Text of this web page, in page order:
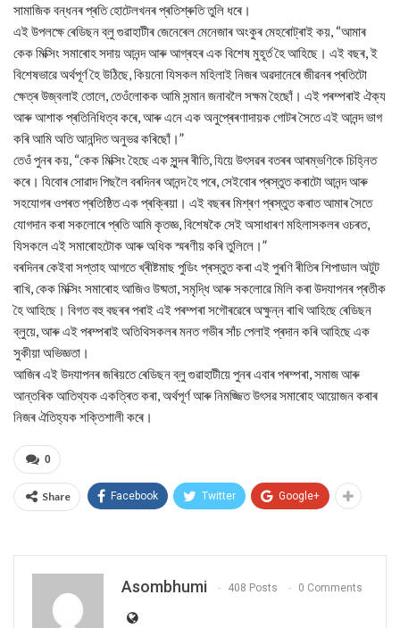
সামাজিক বন্ধনৰ প্ৰতি হোটেলখনৰ প্ৰতিশ্ৰুতি তুলি ধৰে।
এই উপলক্ষে ৰেডিছন ব্লু গুৱাহাটীৰ জেনেৰেল মেনেজাৰ অংকুৰ মেহৰোট্ৰাই কয়, “আমাৰ
কেক মিক্সিং সমাৰোহ সদায় আনন্দ আৰু আগ্ৰহৰ এক বিশেষ মুহূৰ্ত হৈ আহিছে। এই বছৰ, ই
বিশেষভাৱে অৰ্থপূৰ্ণ হৈ উঠিছে, কিয়নো যিসকল মহিলাই নিজৰ অৱদানেৰে জীৱনৰ প্ৰতিটো
ক্ষেত্ৰ উজ্বলাই তোলে, তেওঁলোকক আমি সন্মান জনাবলৈ সক্ষম হৈছোঁ। এই পৰম্পৰাই ঐক্য
আৰু আশাক প্ৰতিনিধিত্ব কৰে, আৰু এনে এক অনুপ্ৰেৰণাদায়ক গোটৰ সৈতে এই আনন্দ ভাগ
কৰি আমি অতি আনন্দিত অনুভৱ কৰিছোঁ।”
তেওঁ পুনৰ কয়, “কেক মিক্সিং হৈছে এক সুন্দৰ ৰীতি, যিয়ে উৎসৱৰ বতৰৰ আৰম্ভণিকে চিহ্নিত
কৰে। যিবোৰ সোৱাদ পিছলৈ বৰদিনৰ আনন্দ হৈ পৰে, সেইবোৰ প্ৰস্তুত কৰাটো আনন্দ আৰু
সহযোগৰ ওপৰত প্ৰতিষ্ঠিত এক প্ৰক্ৰিয়া। এই বছৰৰ মিশ্ৰণ প্ৰস্তুত কৰাত আমাৰ সৈতে
যোগদান কৰা সকলোৰে প্ৰতি আমি কৃতজ্ঞ, বিশেষকৈ সেই অসাধাৰণ মহিলাসকলৰ ওচৰত,
যিসকলে এই সমাৰোহটোক আৰু অধিক স্মৰণীয় কৰি তুলিলে।”
বৰদিনৰ কেইবা সপ্তাহ আগতে খ্ৰীষ্টমাছ পুডিং প্ৰস্তুত কৰা এই পুৰণি ৰীতিৰ শিপাডাল অটুট
ৰাখি, কেক মিক্সিং সমাৰোহ আজিও উষ্মতা, সমৃদ্ধি আৰু সকলোৱে মিলি কৰা উদযাপনৰ প্ৰতীক
হৈ আহিছে। বিগত বহু বছৰৰ পৰাই এই পৰম্পৰা সগৌৰৱেৰে অক্ষুন্ন ৰাখি আহিছে ৰেডিছন
ব্লুয়ে, আৰু এই পৰম্পৰাই অতিথিসকলৰ মনত গভীৰ সাঁচ পেলাই প্ৰদান কৰি আহিছে এক
সুকীয়া অভিজ্ঞতা।
আজিৰ এই উদযাপনৰ জৰিয়তে ৰেডিছন ব্লু গুৱাহাটীয়ে পুনৰ এবাৰ পৰম্পৰা, সমাজ আৰু
আন্তৰিক আতিথ্যক একত্ৰিত কৰা, অৰ্থপূৰ্ণ আৰু নিমজ্জিত উৎসৱ সমাৰোহ আয়োজন কৰাৰ
নিজৰ ঐতিহ্যক শক্তিশালী কৰে।
0
Share Facebook Twitter Google+
Asombhumi 408 Posts 0 Comments